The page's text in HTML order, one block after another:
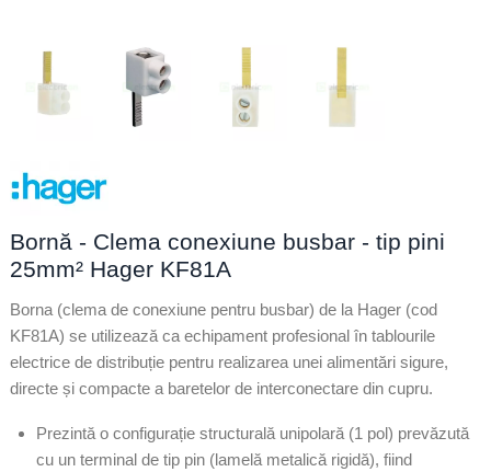
Bornă - Clema conexiune busbar - tip pini
25mm² Hager KF81A
Borna (clema de conexiune pentru busbar) de la Hager (cod
KF81A) se utilizează ca echipament profesional în tablourile
electrice de distribuție pentru realizarea unei alimentări sigure,
directe și compacte a baretelor de interconectare din cupru.
Prezintă o configurație structurală unipolară (1 pol) prevăzută
cu un terminal de tip pin (lamelă metalică rigidă), fiind